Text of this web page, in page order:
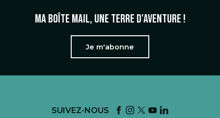
Ma boîte mail, une terre d'aventure !
Je m'abonne
SUIVEZ-NOUS